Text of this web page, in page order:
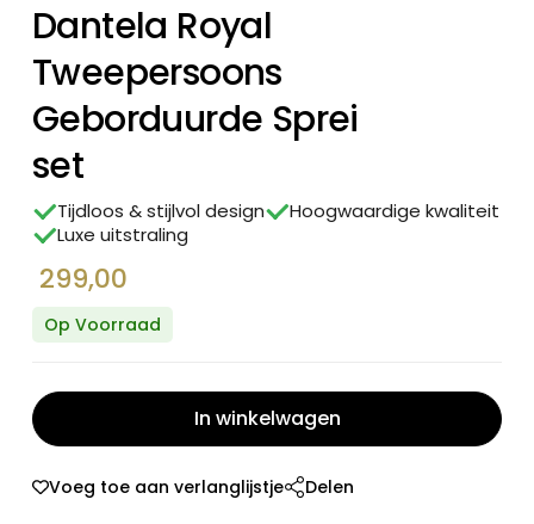
Dantela Royal
Tweepersoons
Geborduurde Sprei
set
Tijdloos & stijlvol design
Hoogwaardige kwaliteit
Luxe uitstraling
299,00
Op Voorraad
In winkelwagen
Voeg toe aan verlanglijstje Delen